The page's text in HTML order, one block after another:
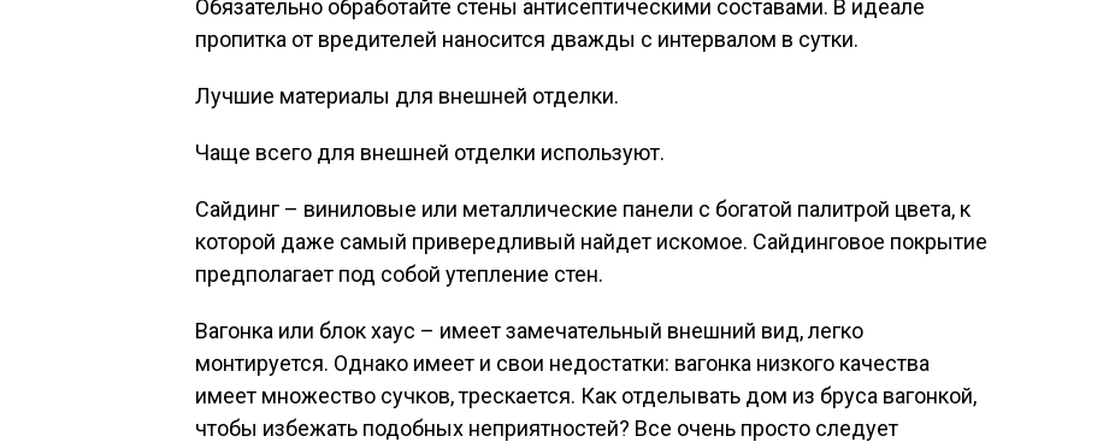
Обязательно обработайте стены антисептическими составами. В идеале
пропитка от вредителей наносится дважды с интервалом в сутки.
Лучшие материалы для внешней отделки.
Чаще всего для внешней отделки используют.
Сайдинг – виниловые или металлические панели с богатой палитрой цвета, к
которой даже самый привередливый найдет искомое. Сайдинговое покрытие
предполагает под собой утепление стен.
Вагонка или блок хаус – имеет замечательный внешний вид, легко
монтируется. Однако имеет и свои недостатки: вагонка низкого качества
имеет множество сучков, трескается. Как отделывать дом из бруса вагонкой,
чтобы избежать подобных неприятностей? Все очень просто следует